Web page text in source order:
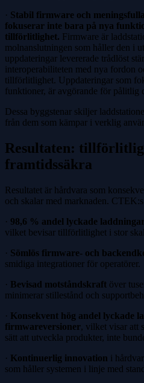
· Stabil firmware och
fokuserar inte bara på nya
tillförlitlighet. Firmware är
molnanslutningen som håller den i
uppdateringar levererade trådlöst
interoperabiliteten med nya fordon
tillförlitlighet. Uppdateringar som
funktioner, är avgörande för pålitlig
Dessa byggstenar skiljer
från dem som kämpar i verklig
Resultaten:
framtidssäkra
Resultatet är hårdvara som
och skalar med marknaden.
· 98,6 % andel lyckade
vilket bevisar tillförlitlighet i stor
· Sömlös firmware- och
smidiga integrationer för operatörer.
· Bevisad motståndskraft över
minimerar stillestånd och
· Konsekvent hög andel lyckade
firmwareversioner, vilket visar att
sätt att utveckla produkter, inte
· Kontinuerlig innovation i
som håller systemen i linje med